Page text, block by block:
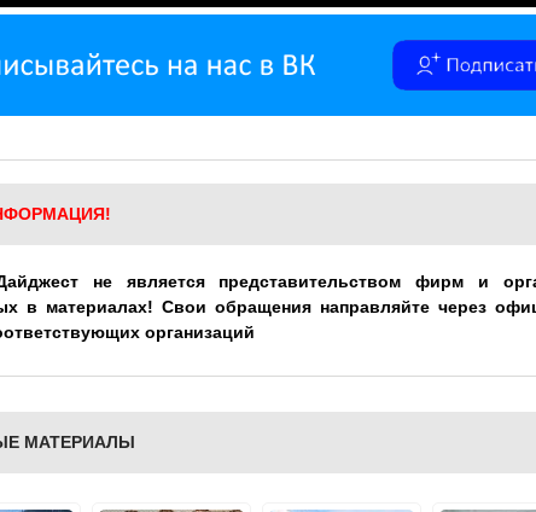
не является представительством фирм и
в материалах! Свои обращения направляйте через
организаций
МАТЕРИАЛЫ